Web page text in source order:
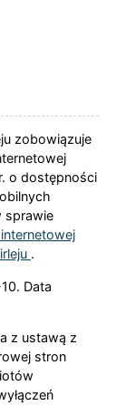
zobowiązuje
o dostępności
sprawie
.
. Data
z ustawą z
stron